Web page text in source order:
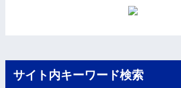
サイト内キーワード検索